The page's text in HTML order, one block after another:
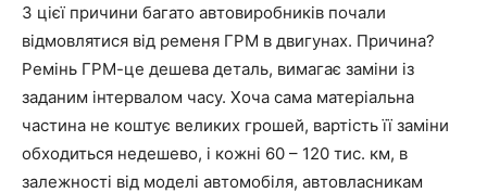
З цієї причини багато автовиробників почали
відмовлятися від ременя ГРМ в двигунах. Причина?
Ремінь ГРМ-це дешева деталь, вимагає заміни із
заданим інтервалом часу. Хоча сама матеріальна
частина не коштує великих грошей, вартість її заміни
обходиться недешево, і кожні 60 – 120 тис. км, в
залежності від моделі автомобіля, автовласникам